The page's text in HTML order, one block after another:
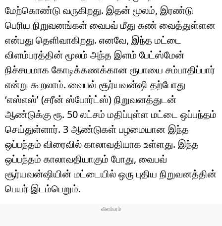
மேற்கொண்டு வருகிறது. இதன் மூலம், இரண்டு
பெரிய நிறுவனங்கள் வைபவ் மீது கண் வைத்துள்ளன
என்பது தெளிவாகிறது. எனவே, இந்த மட்டை
விளம்பரத்தின் மூலம் அந்த இளம் பேட்ஸ்மேன்
நிச்சயமாக கோடிக்கணக்கான ரூபாயை சம்பாதிப்பார்
என்று கூறலாம். வைபவ் சூர்யவன்ஷி தற்போது
‘எஸ்எஸ்’ (சரீன் ஸ்போர்ட்ஸ்) நிறுவனத்துடன்
ஆண்டுக்கு ரூ. 50 லட்சம் மதிப்புள்ள மட்டை ஒப்பந்தம்
செய்துள்ளார். 3 ஆண்டுகள் பழமையான இந்த
ஒப்பந்தம் விரைவில் காலாவதியாக உள்ளது. இந்த
ஒப்பந்தம் காலாவதியாகும் போது, ​​வைபவ்
சூர்யவன்ஷியின் மட்டையில் ஒரு புதிய நிறுவனத்தின்
பெயர் இடம்பெறும்.